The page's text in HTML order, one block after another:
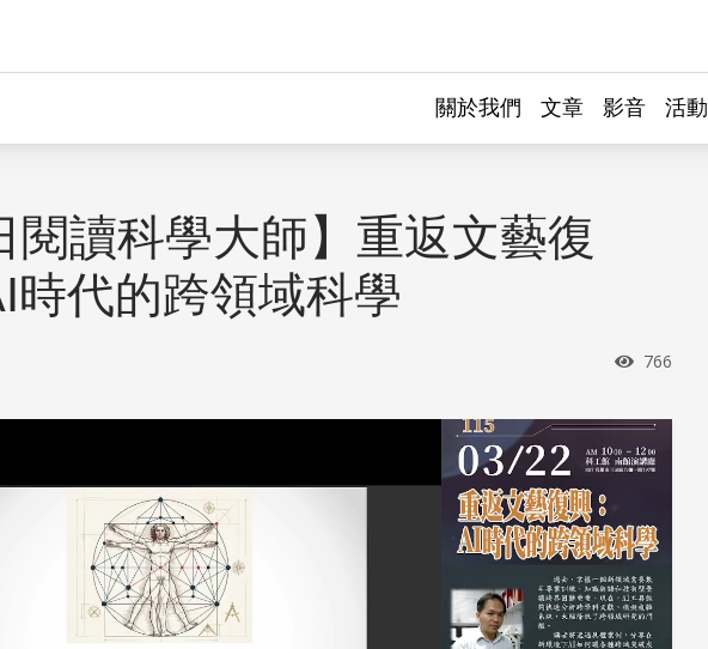
關於我們 文章 影音 活動
閱讀科學大師】重返文藝復
時代的跨領域科學
瀏覽次數
766